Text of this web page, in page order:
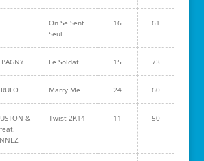
On Se Sent
Seul
16 61
Le Soldat 15 73
Marry Me 24 60
&
feat.
Twist 2K14 11 50